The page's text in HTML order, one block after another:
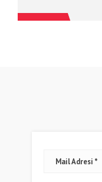
Mail Adresi